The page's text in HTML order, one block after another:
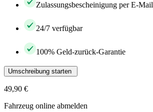
Zulassungsbescheinigung per E-Mail
24/7 verfügbar
100% Geld-zurück-Garantie
Umschreibung starten
49,90 €
Fahrzeug online abmelden